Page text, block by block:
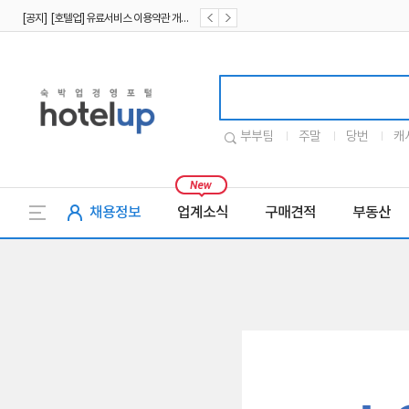
부부팀 주말 당번 캐
채용정보 업계소식 구매견적 부동산